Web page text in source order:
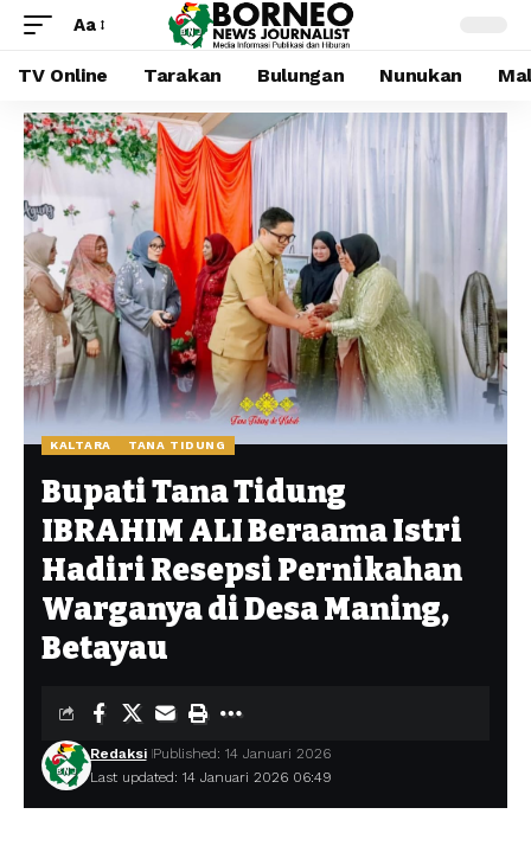
Aa
TV Online Tarakan Bulungan Nunukan
KALTARA TANA TIDUNG
Bupati Tana Tidung
IBRAHIM ALI Beraama Istri
Hadiri Resepsi Pernikahan
Warganya di Desa Maning,
Betayau
Last updated: 14 Januari 2026 06:49
Redaksi Published: 14 Januari 2026